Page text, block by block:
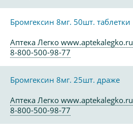
Бромгексин 8мг. 50шт. таблетки
Аптека Легко www.aptekalegko.ru
8-800-500-98-77
Бромгексин 8мг. 25шт. драже
Аптека Легко www.aptekalegko.ru
8-800-500-98-77